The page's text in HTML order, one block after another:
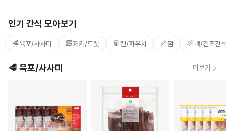
인기 간식 모아보기
🥩육포/사사미 🥓저키/트릿 🥫캔/파우치 🦴껌 🍖뼈/건조간
🥩 육포/사사미 더보기